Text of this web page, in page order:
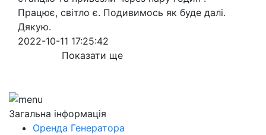
Працює, світло є. Подивимось як буде далі.
Дякую.
2022-10-11 17:25:42
Показати ще
Загальна інформація
Оренда Генератора